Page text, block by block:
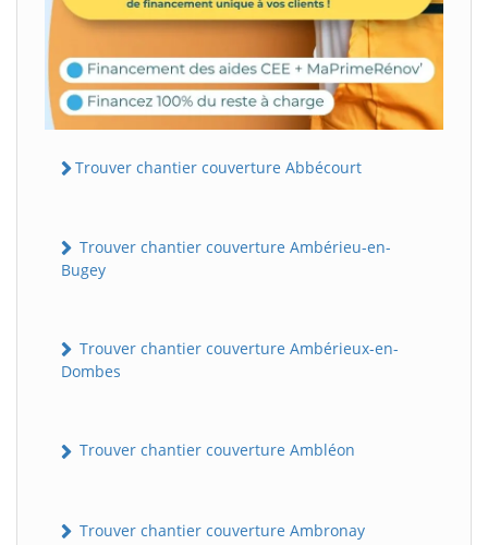
Trouver chantier couverture Abbécourt
Trouver chantier couverture Ambérieu-en-
Bugey
Trouver chantier couverture Ambérieux-en-
Dombes
Trouver chantier couverture Ambléon
Trouver chantier couverture Ambronay